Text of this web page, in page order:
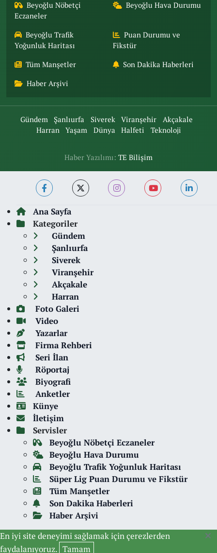
Beyoğlu Nöbetçi
Eczaneler
Beyoğlu Hava Durumu
Beyoğlu Trafik
Yoğunluk Haritası
Puan Durumu ve
Fikstür
Tüm Manşetler Son Dakika Haberleri
Haber Arşivi
Gündem Şanlıurfa Siverek Viranşehir
Akçakale
Harran
Yaşam Dünya Halfeti Teknoloji
Haber Yazılımı: TE Bilişim
Ana Sayfa
Kategoriler
Gündem
Şanlıurfa
Siverek
Viranşehir
Akçakale
Harran
Foto Galeri
Video
Yazarlar
Firma Rehberi
Seri İlan
Röportaj
Biyografi
Anketler
Künye
İletişim
Servisler
Beyoğlu Nöbetçi Eczaneler
Beyoğlu Hava Durumu
Beyoğlu Trafik Yoğunluk Haritası
Süper Lig Puan Durumu ve Fikstür
Tüm Manşetler
Son Dakika Haberleri
Haber Arşivi
En iyi site deneyimi sağlamak için çerezlerden
faydalanıyoruz. Tamam